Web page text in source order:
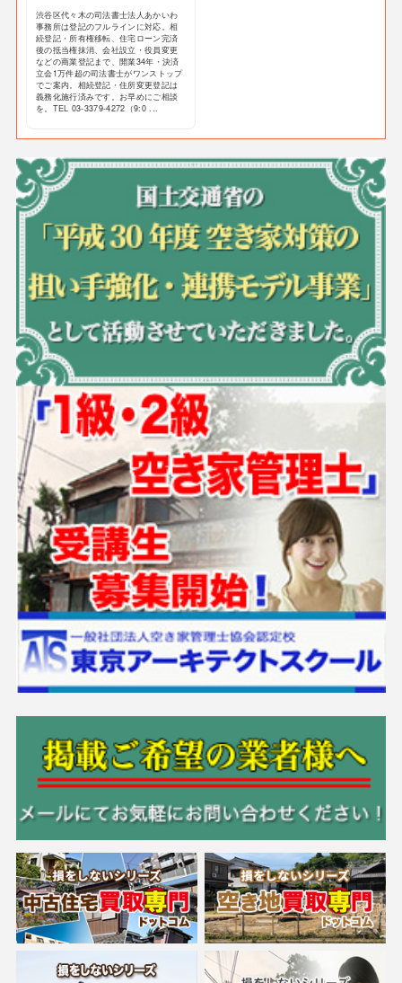
渋谷区代々木の司法書士法人あかいわ
事務所は登記のフルラインに対応。相
続登記・所有権移転、住宅ローン完済
後の抵当権抹消、会社設立・役員変更
などの商業登記まで、開業34年・決済
立会1万件超の司法書士がワンストップ
でご案内。相続登記・住所変更登記は
義務化施行済みです。お早めにご相談
を。TEL 03-3379-4272（9:0 ...